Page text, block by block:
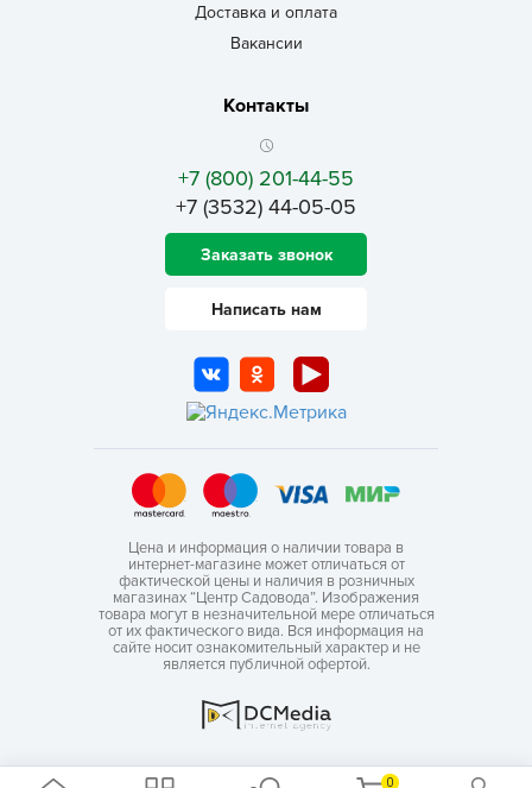
0
Доставка и оплата
Вакансии
Контакты
+7 (800) 201-44-55
+7 (3532) 44-05-05
Заказать звонок
Написать нам
Цена и информация о наличии товара в
интернет-магазине может отличаться от
фактической цены и наличия в розничных
магазинах “Центр Садовода”. Изображения
товара могут в незначительной мере отличаться
от их фактического вида. Вся информация на
сайте носит ознакомительный характер и не
является публичной офертой.